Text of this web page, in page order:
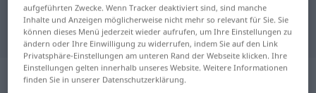
"Reklame…" Englisch Übersetzung
„Reklame…“: Zusammensetzung,
aufgeführten Zwecke. Wenn Tracker deaktiviert sind, sind manche
Inhalte und Anzeigen möglicherweise nicht mehr so relevant für Sie. Sie
können dieses Menü jederzeit wieder aufrufen, um Ihre Einstellungen zu
ändern oder Ihre Einwilligung zu widerrufen, indem Sie auf den Link
Privatsphäre-Einstellungen am unteren Rand der Webseite klicken. Ihre
Einstellungen gelten innerhalb unseres Website. Weitere Informationen
finden Sie in unserer Datenschutzerklärung.